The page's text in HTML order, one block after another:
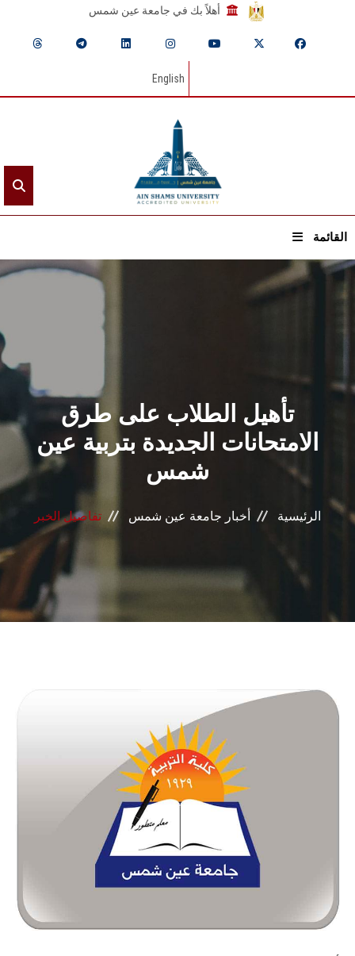
أهلاً بك في جامعة عين شمس
English
القائمة
الرئيسيـة
القطاعـات
الشئون الأكاديمية
البحث العلمي
المراكز والوحدات
الأنظمة الذكية
تأهيل الطلاب على طرق
الامتحانات الجديدة بتربية عين
شمس
الرئيسية أخبار جامعة عين شمس تفاصيل الخبر